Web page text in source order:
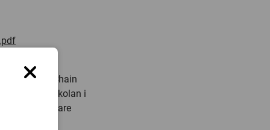
Supply Chain
Högskolan i
(tidigare